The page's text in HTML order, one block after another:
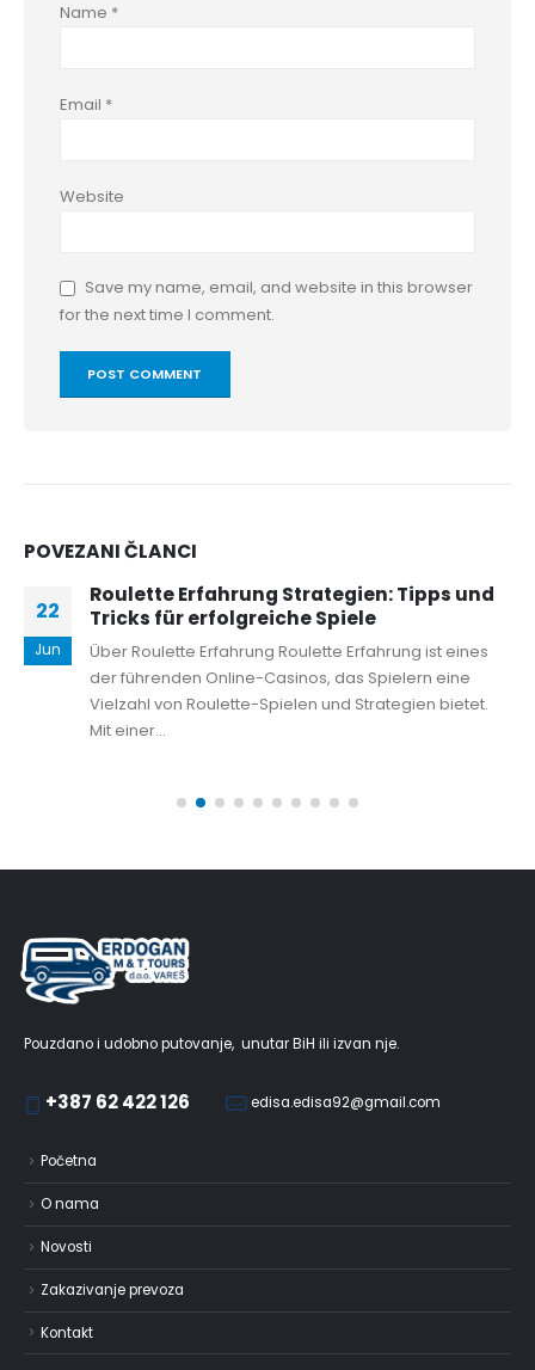
Name *
Email *
Website
Save my name, email, and website in this browser
for the next time I comment.
POVEZANIČLANCI
22
Jun
Roulette Erfahrung Strategien: Tipps und
Tricks für erfolgreiche Spiele
Über Roulette Erfahrung Roulette Erfahrung ist eines
der führenden Online-Casinos, das Spielern eine
Vielzahl von Roulette-Spielen und Strategien bietet.
Mit einer...
Pouzdano i udobno putovanje, unutar BiH ili izvan nje.
+387 62 422 126 edisa.edisa92@gmail.com
Početna
O nama
Novosti
Zakazivanje prevoza
Kontakt